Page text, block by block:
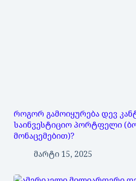
როგორ გამოიყურება დევ
საინვესტიციო პორტფელი
მონაცემებით)?
მარტი 15, 2025